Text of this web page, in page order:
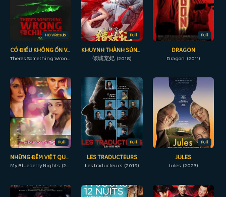
HD Vietsub
CÓ ĐIỀU KHÔNG ỔN VỚI BỌN TRẺ
Theres Something Wrong with the Children (2023)
Full
KHUYNH THÀNH SỦNG PHI
倾城宠妃 (2018)
Full
DRAGON
Dragon (2011)
Full
NHỮNG ĐÊM VIỆT QUẤT
My Blueberry Nights (2007)
Full
LES TRADUCTEURS
Les traducteurs (2019)
Full
JULES
Jules (2023)